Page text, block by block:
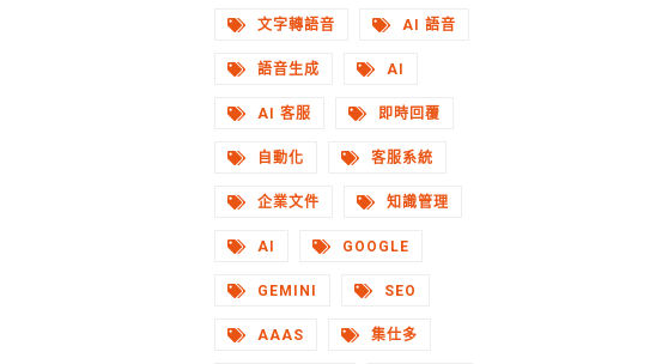
文字轉語音 AI 語音
語音生成 AI
AI 客服 即時回覆
自動化 客服系統
企業文件 知識管理
AI GOOGLE
GEMINI SEO
AAAS 集仕多